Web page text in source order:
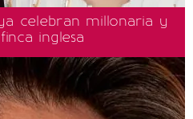
celebran millonaria y
inglesa